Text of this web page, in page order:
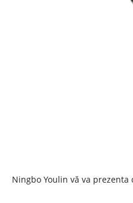
Ningbo Youlin vă va